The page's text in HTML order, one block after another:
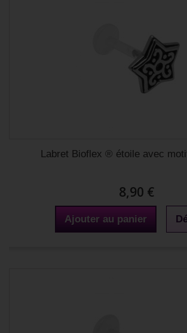
Labret Bioflex ® étoile avec
8,90 €
Ajouter au panier